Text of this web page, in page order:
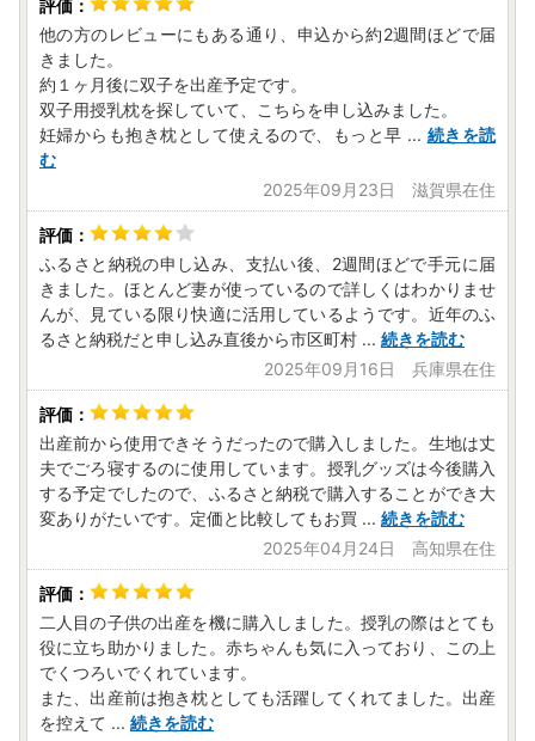
他の方のレビューにもある通り、申込から約2週間ほどで届
きました。
約１ヶ月後に双子を出産予定です。
双子用授乳枕を探していて、こちらを申し込みました。
妊婦からも抱き枕として使えるので、もっと早 ... 続きを読
む
2025年09月23日 滋賀県在住
ふるさと納税の申し込み、支払い後、2週間ほどで手元に届
きました。ほとんど妻が使っているので詳しくはわかりませ
んが、見ている限り快適に活用しているようです。近年のふ
るさと納税だと申し込み直後から市区町村 ... 続きを読む
2025年09月16日 兵庫県在住
出産前から使用できそうだったので購入しました。生地は丈
夫でごろ寝するのに使用しています。授乳グッズは今後購入
する予定でしたので、ふるさと納税で購入することができ大
変ありがたいです。定価と比較してもお買 ... 続きを読む
2025年04月24日 高知県在住
二人目の子供の出産を機に購入しました。授乳の際はとても
役に立ち助かりました。赤ちゃんも気に入っており、この上
でくつろいでくれています。
また、出産前は抱き枕としても活躍してくれてました。出産
を控えて ... 続きを読む